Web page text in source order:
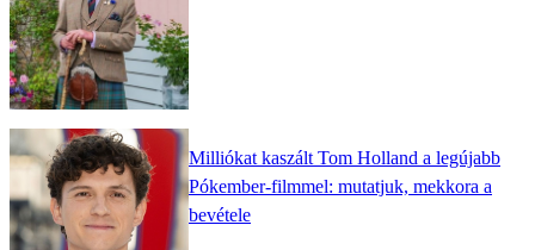
Milliókat kaszált Tom Holland a legújabb
Pókember-filmmel: mutatjuk, mekkora a
bevétele